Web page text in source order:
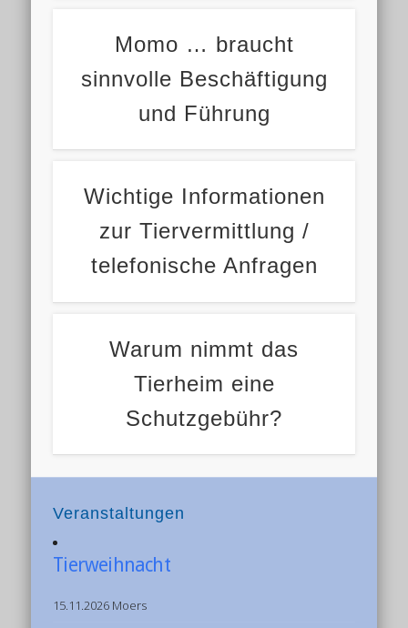
Momo … braucht
sinnvolle Beschäftigung
und Führung
Wichtige Informationen
zur Tiervermittlung /
telefonische Anfragen
Warum nimmt das
Tierheim eine
Schutzgebühr?
Veranstaltungen
Tierweihnacht
15.11.2026 Moers